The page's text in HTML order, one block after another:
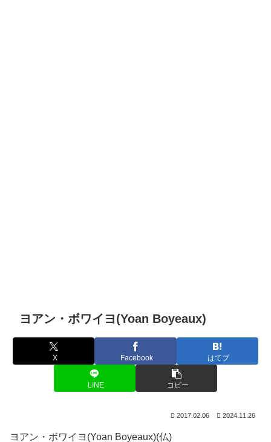
ヨアン・ボワイヨ(Yoan Boyeaux)
X Facebook はてブ
LINE コピー
2017.02.06 2024.11.26
ヨアン・ボワイヨ(Yoan Boyeaux)(仏)